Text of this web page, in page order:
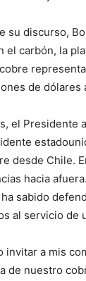
su discurso,
el carbón, la
de dólares
el Presidente
desde Chile.
hacia
sabido
al servicio de
invitar a mis
de nuestro